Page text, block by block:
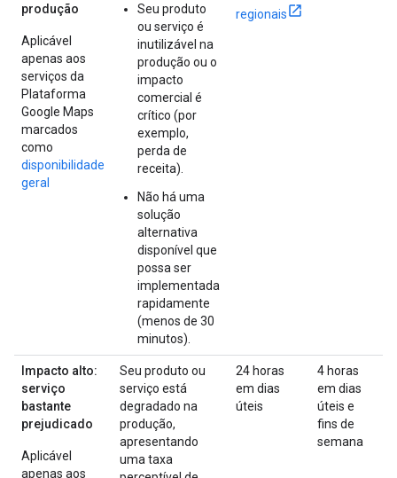
produção
Aplicável
apenas aos
serviços da
Plataforma
Google Maps
marcados
como
disponibilidade
geral
Seu produto
ou serviço é
inutilizável na
produção ou o
impacto
comercial é
crítico (por
exemplo,
perda de
receita).
Não há uma
solução
alternativa
disponível que
possa ser
implementada
rapidamente
(menos de 30
minutos).
regionais
Impacto alto:
serviço
bastante
prejudicado
Aplicável
apenas aos
Seu produto ou
serviço está
degradado na
produção,
apresentando
uma taxa
24 horas
em dias
úteis
4 horas
em dias
úteis e
fins de
semana